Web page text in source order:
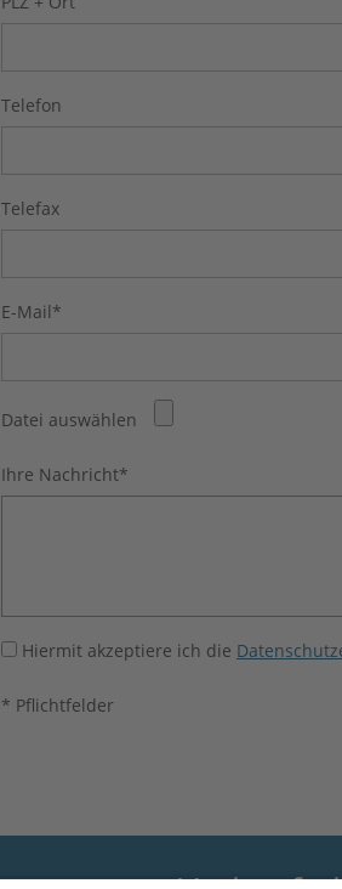
Telefon
Telefax
E-Mail*
Datei auswählen
Ihre Nachricht*
Hiermit akzeptiere ich die
* Pflichtfelder